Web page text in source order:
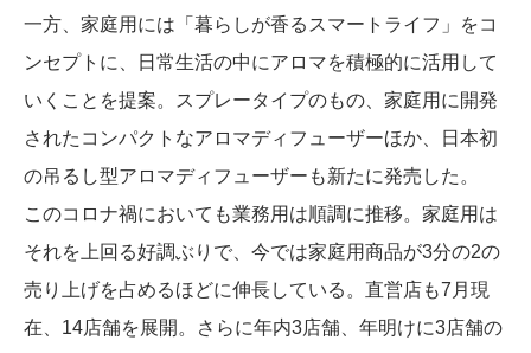
一方、家庭用には「暮らしが香るスマートライフ」をコ
ンセプトに、日常生活の中にアロマを積極的に活用して
いくことを提案。スプレータイプのもの、家庭用に開発
されたコンパクトなアロマディフューザーほか、日本初
の吊るし型アロマディフューザーも新たに発売した。
このコロナ禍においても業務用は順調に推移。家庭用は
それを上回る好調ぶりで、今では家庭用商品が3分の2の
売り上げを占めるほどに伸長している。直営店も7月現
在、14店舗を展開。さらに年内3店舗、年明けに3店舗の